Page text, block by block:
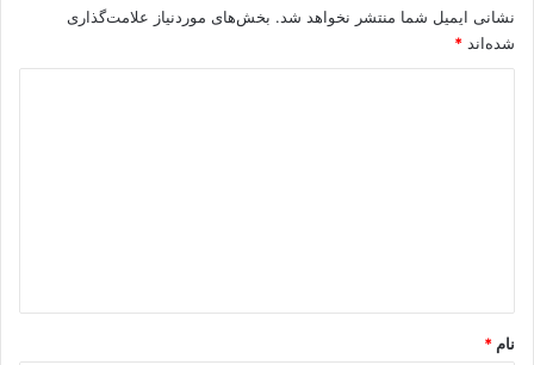
نشانی ایمیل شما منتشر نخواهد شد. بخش‌های موردنیاز علامت‌گذاری
شده‌اند *
نام *